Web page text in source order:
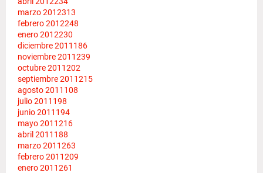
marzo 2012313
febrero 2012248
enero 2012230
diciembre 2011 186
noviembre 2011239
octubre 2011202
septiembre 2011215
agosto 2011 108
julio 2011 198
junio 2011 194
mayo 2011216
abril 2011 188
marzo 2011263
febrero 2011209
enero 2011261